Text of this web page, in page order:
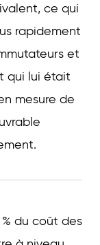
ce qui
rapidement
et
qui lui était
mesure de
du coût des